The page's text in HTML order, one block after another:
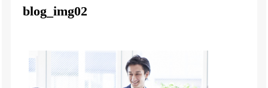
blog_img02